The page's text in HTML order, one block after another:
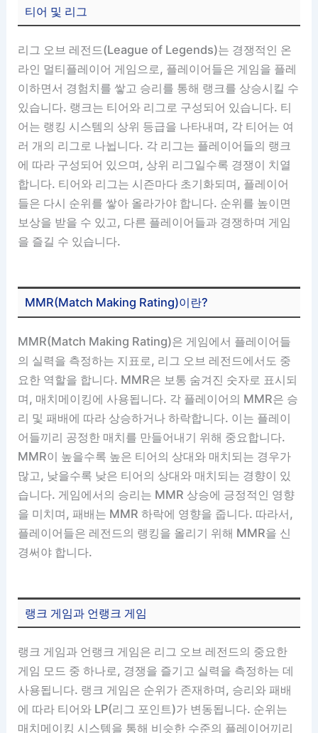
티어 및 리그
리그 오브 레전드(League of Legends)는 경쟁적인 온
라인 멀티플레이어 게임으로, 플레이어들은 게임을 플레
이하면서 경험치를 쌓고 승리를 통해 랭크를 상승시킬 수
있습니다. 랭크는 티어와 리그로 구성되어 있습니다. 티
어는 랭킹 시스템의 상위 등급을 나타내며, 각 티어는 여
러 개의 리그로 나뉩니다. 각 리그는 플레이어들의 랭크
에 따라 구성되어 있으며, 상위 리그일수록 경쟁이 치열
합니다. 티어와 리그는 시즌마다 초기화되며, 플레이어
들은 다시 순위를 쌓아 올라가야 합니다. 순위를 높이면
보상을 받을 수 있고, 다른 플레이어들과 경쟁하며 게임
을 즐길 수 있습니다.
MMR(Match Making Rating)이란?
MMR(Match Making Rating)은 게임에서 플레이어들
의 실력을 측정하는 지표로, 리그 오브 레전드에서도 중
요한 역할을 합니다. MMR은 보통 숨겨진 숫자로 표시되
며, 매치메이킹에 사용됩니다. 각 플레이어의 MMR은 승
리 및 패배에 따라 상승하거나 하락합니다. 이는 플레이
어들끼리 공정한 매치를 만들어내기 위해 중요합니다.
MMR이 높을수록 높은 티어의 상대와 매치되는 경우가
많고, 낮을수록 낮은 티어의 상대와 매치되는 경향이 있
습니다. 게임에서의 승리는 MMR 상승에 긍정적인 영향
을 미치며, 패배는 MMR 하락에 영향을 줍니다. 따라서,
플레이어들은 레전드의 랭킹을 올리기 위해 MMR을 신
경써야 합니다.
랭크 게임과 언랭크 게임
랭크 게임과 언랭크 게임은 리그 오브 레전드의 중요한
게임 모드 중 하나로, 경쟁을 즐기고 실력을 측정하는 데
사용됩니다. 랭크 게임은 순위가 존재하며, 승리와 패배
에 따라 티어와 LP(리그 포인트)가 변동됩니다. 순위는
매치메이킹 시스템을 통해 비슷한 수준의 플레이어끼리